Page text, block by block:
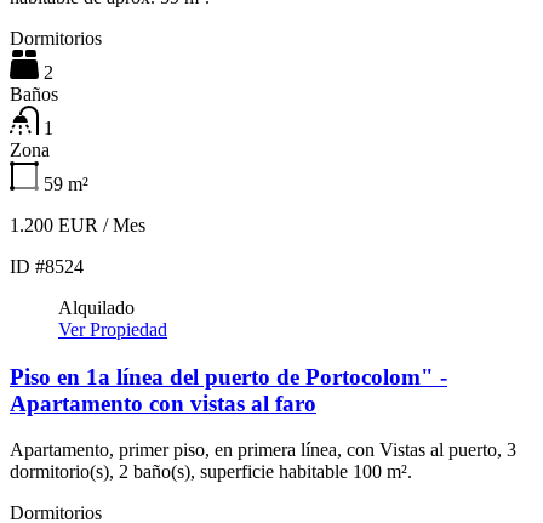
Dormitorios
2
Baños
1
Zona
59 m²
1.200 EUR / Mes
ID #8524
Alquilado
Ver Propiedad
Piso en 1a línea del puerto de Portocolom" -
Apartamento con vistas al faro
Apartamento, primer piso, en primera línea, con Vistas al puerto, 3
dormitorio(s), 2 baño(s), superficie habitable 100 m².
Dormitorios